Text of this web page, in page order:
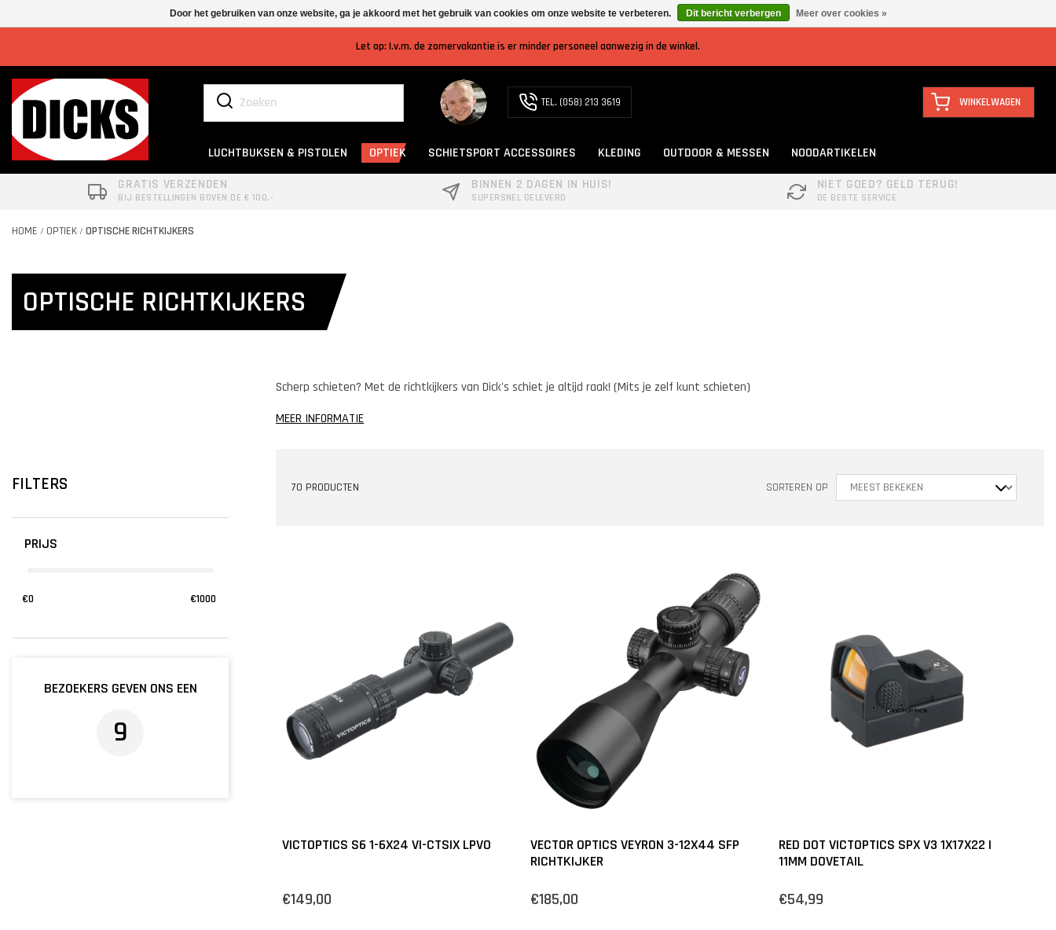
Let op: I.v.m. de zomervakantie is er minder personeel aanwezig in de winkel.
TEL. (058) 213 3619 WINKELWAGEN
LUCHTBUKSEN & PISTOLEN OPTIEK SCHIETSPORT ACCESSOIRES KLEDING OUTDOOR & MESSEN
NOODARTIKELEN
GRATIS VERZENDEN
BIJ BESTELLINGEN BOVEN DE € 100,-
BINNEN 2 DAGEN IN HUIS!
SUPERSNEL GELEVERD
NIET GOED? GELD TERUG!
DE BESTE SERVICE
HOME / OPTIEK / OPTISCHE RICHTKIJKERS
OPTISCHE RICHTKIJKERS
Scherp schieten? Met de richtkijkers van Dick's schiet je altijd raak! (Mits je zelf kunt schieten)
MEER INFORMATIE
FILTERS
PRIJS
€0 €1000
BEZOEKERS GEVEN ONS EEN
9
70 PRODUCTEN SORTEREN OP
VICTOPTICS S6 1-6X24 VI-CTSIX LPVO
€149,00
VECTOR OPTICS VEYRON 3-12X44 SFP
RICHTKIJKER
€185,00
RED DOT VICTOPTICS SPX V3 1X17X22 |
11MM DOVETAIL
€54,99
Door het gebruiken van onze website, ga je akkoord met het gebruik van cookies om onze website te verbeteren. Dit bericht verbergen Meer over cookies »